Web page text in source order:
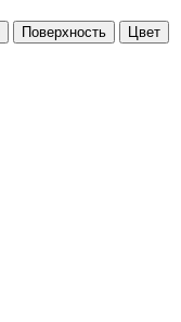
Поверхность
Цвет